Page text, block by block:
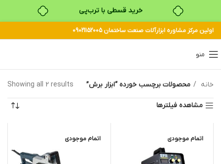
خرید قسطی با ترب‌پی
۴ قسط، بدون کارمزد
اولین مرکز مشاوره ابزارآلات صنعت ساختمان 09021152005
منو
خانه محصولات برچسب خورده “ابزار برش” Showing all 2 results
مشاهده فیلترها
اتمام موجودی اتمام موجودی